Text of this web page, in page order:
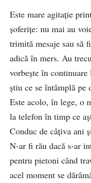
Este mare agitaţie
şoferiţe: nu mai au
trimită mesaje sau să
adică în mers. Au
vorbeşte în
ştiu ce se întâmplă pe
Este acolo, în lege, o
la telefon în timp ce
Conduc de câţiva ani
N-ar fi rău dacă s-ar
pentru pietoni când
acel moment se